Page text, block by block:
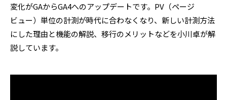
変化がGAからGA4へのアップデートです。PV（ページ
ビュー）単位の計測が時代に合わなくなり、新しい計測方法
にした理由と機能の解説、移行のメリットなどを小川卓が解
説しています。